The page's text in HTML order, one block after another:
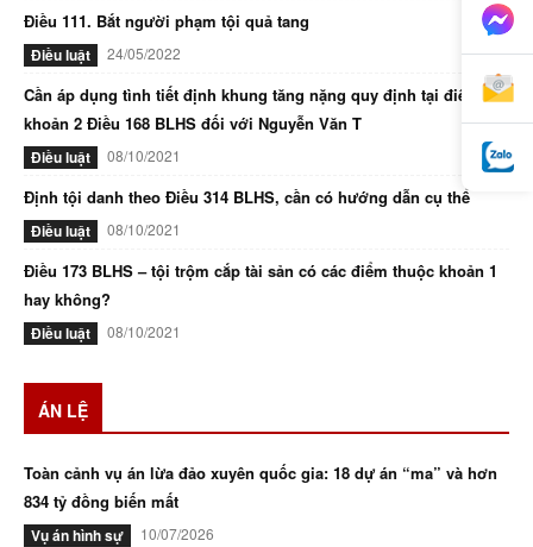
Điều 111. Bắt người phạm tội quả tang
Điều luật 24/05/2022
Cần áp dụng tình tiết định khung tăng nặng quy định tại điểm d
khoản 2 Điều 168 BLHS đối với Nguyễn Văn T
Điều luật 08/10/2021
Định tội danh theo Điều 314 BLHS, cần có hướng dẫn cụ thể
Điều luật 08/10/2021
Điều 173 BLHS – tội trộm cắp tài sản có các điểm thuộc khoản 1
hay không?
Điều luật 08/10/2021
ÁN LỆ
Toàn cảnh vụ án lừa đảo xuyên quốc gia: 18 dự án “ma” và hơn
834 tỷ đồng biến mất
Vụ án hình sự 10/07/2026